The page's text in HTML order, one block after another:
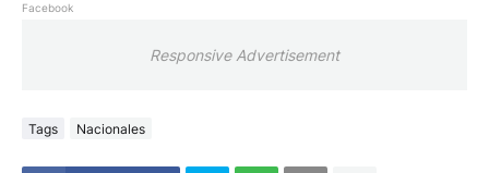
Facebook
Responsive Advertisement
Tags Nacionales